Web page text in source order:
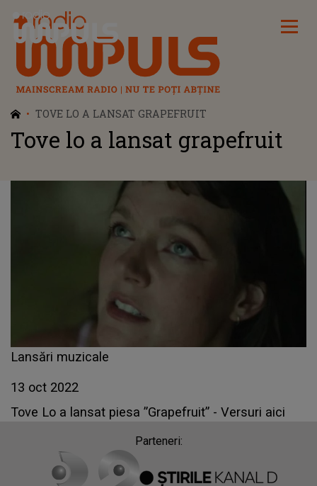
Radio Impuls
TOVE LO A LANSAT GRAPEFRUIT
Tove lo a lansat grapefruit
Lansări muzicale
13 oct 2022
Tove Lo a lansat piesa ”Grapefruit” - Versuri aici
Parteneri: